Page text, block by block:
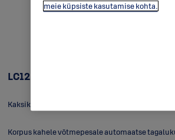
LC120
Kaksiklukukorpus sileustele
Korpus kahele võtmepesale automaatse
meie küpsiste kasutamise kohta.